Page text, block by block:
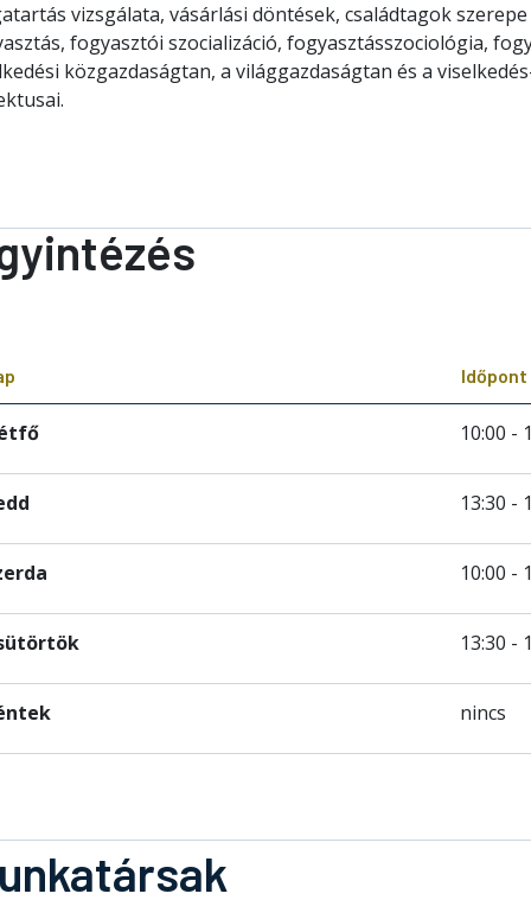
vizsgálata, vásárlási döntések, családtagok
fogyasztói szocializáció, fogyasztásszociológia,
közgazdaságtan, a világgazdaságtan és a
Időpont
10:00 -
13:30 -
10:00 -
13:30 -
nincs